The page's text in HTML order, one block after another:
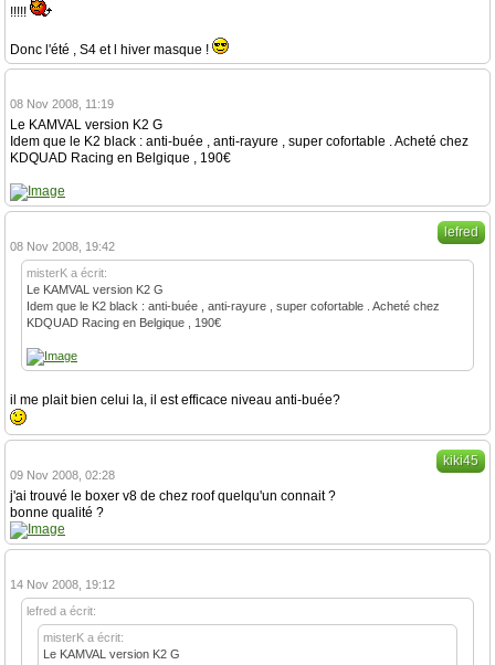
!!!!!
Donc l'été , S4 et l hiver masque !
08 Nov 2008, 11:19
Le KAMVAL version K2 G
Idem que le K2 black : anti-buée , anti-rayure , super cofortable . Acheté chez
KDQUAD Racing en Belgique , 190€
lefred
08 Nov 2008, 19:42
misterK a écrit:
Le KAMVAL version K2 G
Idem que le K2 black : anti-buée , anti-rayure , super cofortable . Acheté chez
KDQUAD Racing en Belgique , 190€
il me plait bien celui la, il est efficace niveau anti-buée?
kiki45
09 Nov 2008, 02:28
j'ai trouvé le boxer v8 de chez roof quelqu'un connait ?
bonne qualité ?
14 Nov 2008, 19:12
lefred a écrit:
misterK a écrit:
Le KAMVAL version K2 G